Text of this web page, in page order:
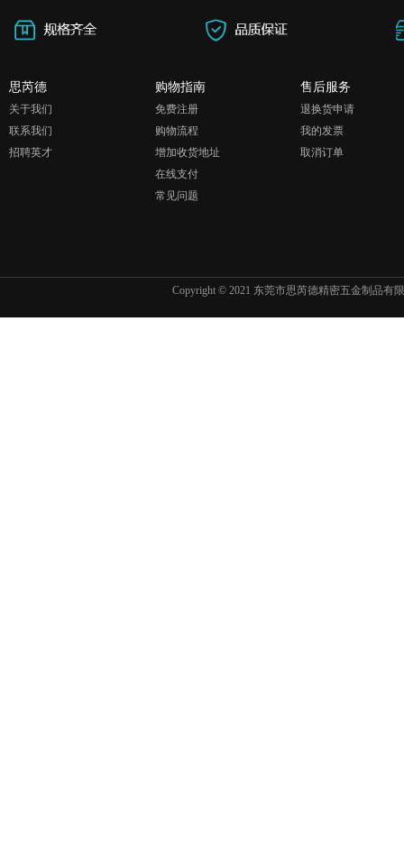
思芮德
关于我们
联系我们
招聘英才
购物指南
免费注册
购物流程
增加收货地址
在线支付
常见问题
售后服务
退换货申请
我的发票
取消订单
Copyright © 2021 东莞市思芮德精密五金制品有